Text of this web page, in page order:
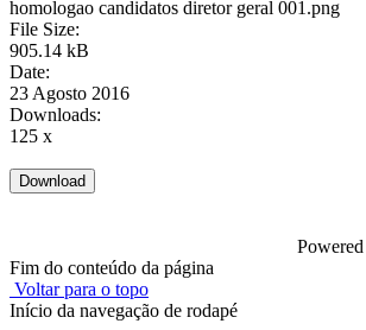
homologao candidatos diretor geral 001.png
File Size:
905.14 kB
Date:
23 Agosto 2016
Downloads:
125 x
Fim do conteúdo da página
Voltar para o topo
Início da navegação de rodapé